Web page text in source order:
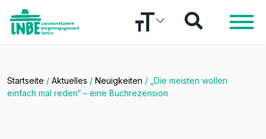
Startseite / Aktuelles / Neuigkeiten / „Die meisten wollen
einfach mal reden“ – eine Buchrezension